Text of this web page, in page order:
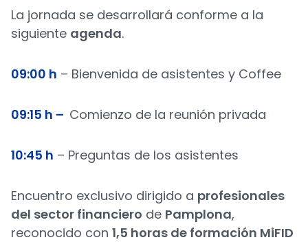
La jornada se desarrollará conforme a la
siguiente agenda.
09:00 h – Bienvenida de asistentes y Coffee
09:15 h – Comienzo de la reunión privada
10:45 h – Preguntas de los asistentes
Encuentro exclusivo dirigido a profesionales
del sector financiero de Pamplona,
reconocido con 1,5 horas de formación MiFID